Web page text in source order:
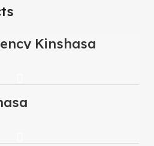
Kinshasa